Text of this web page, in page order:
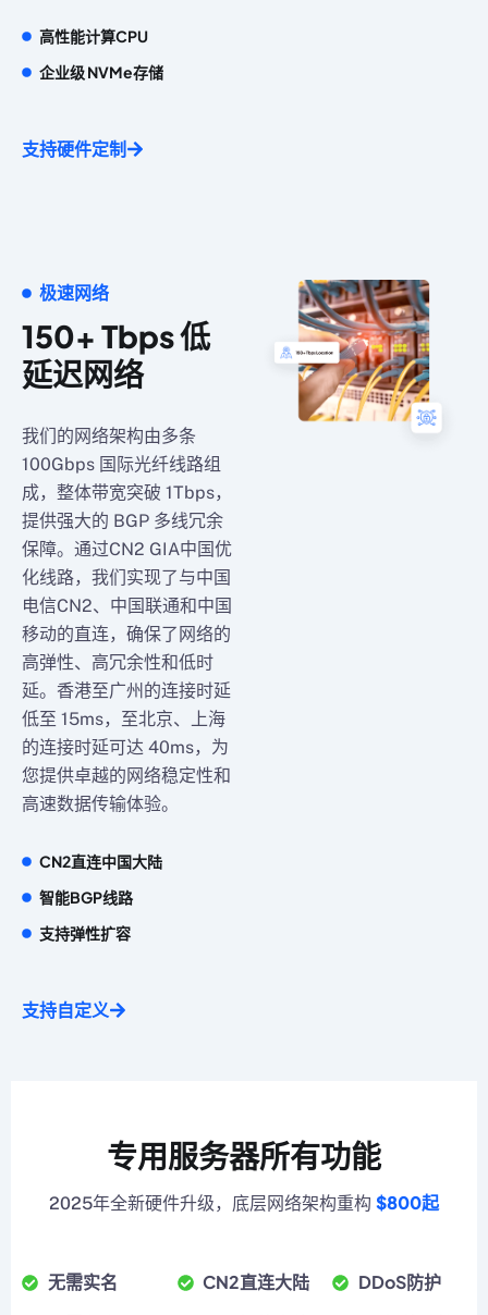
高性能计算CPU
企业级 NVMe存储
支持硬件定制
极速网络
150+ Tbps 低
延迟网络
我们的网络架构由多条
100Gbps 国际光纤线路组
成，整体带宽突破 1Tbps，
提供强大的 BGP 多线冗余
保障。通过CN2 GIA中国优
化线路，我们实现了与中国
电信CN2、中国联通和中国
移动的直连，确保了网络的
高弹性、高冗余性和低时
延。香港至广州的连接时延
低至 15ms，至北京、上海
的连接时延可达 40ms，为
您提供卓越的网络稳定性和
高速数据传输体验。
CN2直连中国大陆
智能BGP线路
支持弹性扩容
支持自定义
专用服务器所有功能
2025年全新硬件升级，底层网络架构重构 $800起
无需实名
CN2直连大陆
DDoS防护